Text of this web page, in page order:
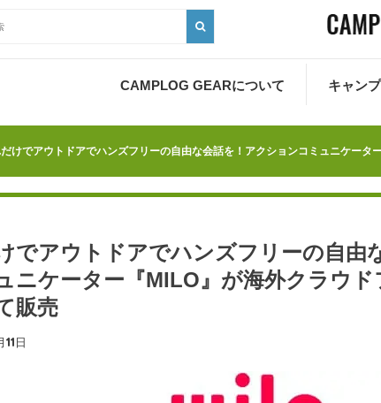
CAMPLOG GEARについて キャン
けでアウトドアでハンズフリーの自由な会話を！アクションコミュニケータ
でアウトドアでハンズフリーの自由
ニケーター『MILO』が海外クラウ
販売
11日